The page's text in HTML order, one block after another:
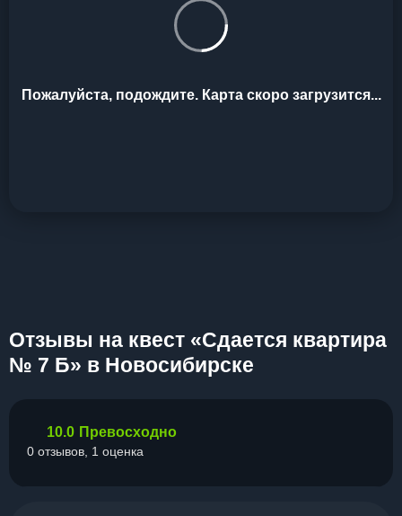
Пожалуйста, подождите. Карта скоро загрузится...
Отзывы на квест «Сдается квартира
№ 7 Б» в Новосибирске
10.0 Превосходно
0 отзывов, 1 оценка